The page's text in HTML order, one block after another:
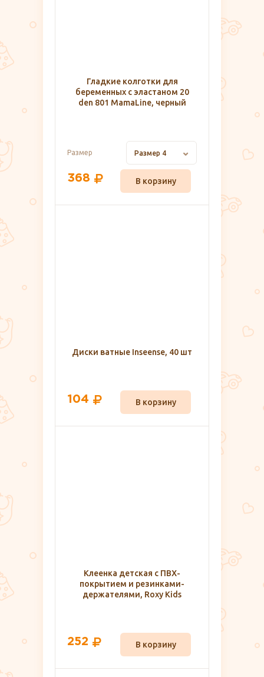
Гладкие колготки для
беременных с эластаном 20
den 801 MamaLine, черный
Размер Размер 4
368 В корзину
Диски ватные Inseense, 40 шт
104 В корзину
Клеенка детская с ПВХ-
покрытием и резинками-
держателями, Roxy Kids
252 В корзину